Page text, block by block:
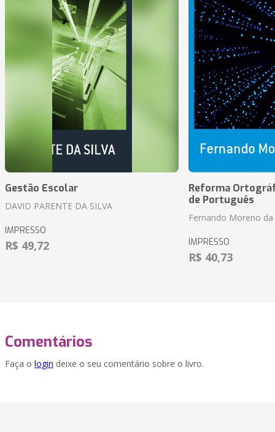
Gestão Escolar
DAVID PARENTE DA SILVA
IMPRESSO
R$ 49,72
Reforma
de Português
Fernando Moreno da
IMPRESSO
R$ 40,73
Comentários
Faça o login deixe o seu comentário sobre o livro.